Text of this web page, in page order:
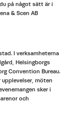
på något sätt är i
& Scen AB
I verksamheterna
Helsingborgs
Convention Bureau.
möten
sker i
och